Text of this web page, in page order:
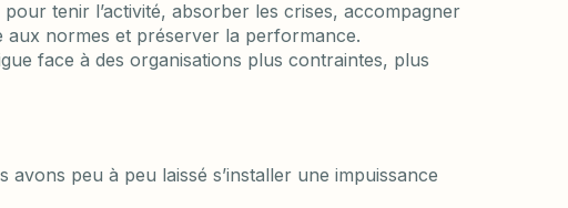
tenir l’activité, absorber les crises, accompagner
normes et préserver la performance.
face à des organisations plus contraintes, plus
peu à peu laissé s’installer une impuissance